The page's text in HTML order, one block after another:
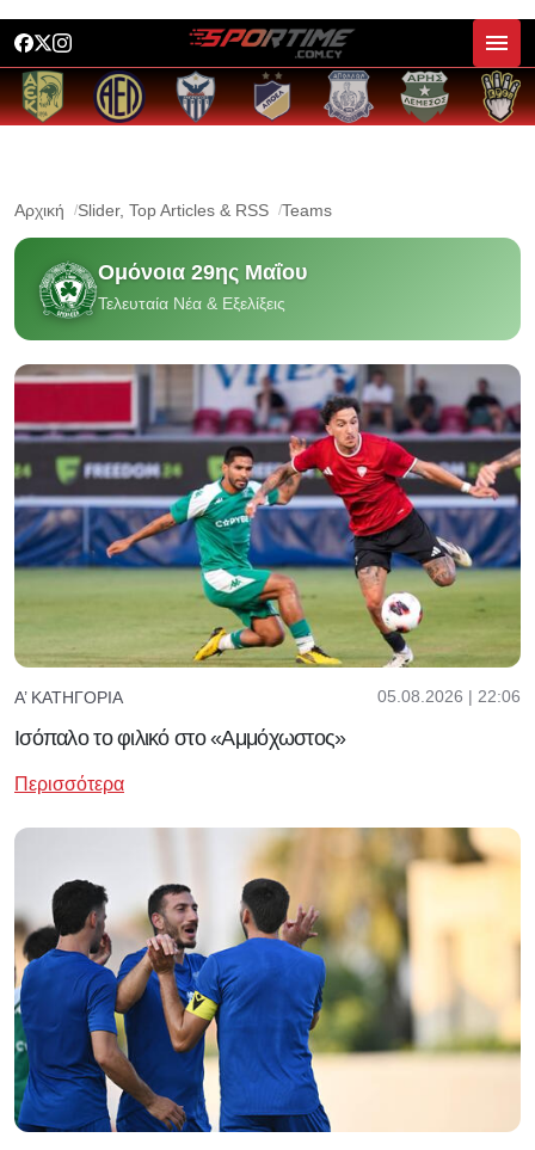
Αρχική Slider, Top Articles & RSS Teams
Ομόνοια 29ης Μαΐου
Τελευταία Νέα & Εξελίξεις
Α’ ΚΑΤΗΓΟΡΊΑ 05.08.2026 | 22:06
Ισόπαλο το φιλικό στο «Αμμόχωστος»
Περισσότερα